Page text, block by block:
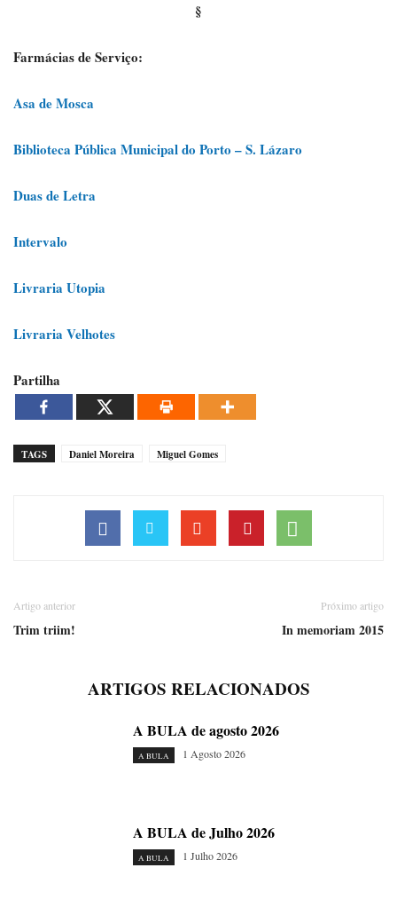
§
Farmácias de Serviço:
Asa de Mosca
Biblioteca Pública Municipal do Porto – S. Lázaro
Duas de Letra
Intervalo
Livraria Utopia
Livraria Velhotes
Partilha
TAGS Daniel Moreira Miguel Gomes
Artigo anterior
Trim triim!
Próximo artigo
In memoriam 2015
ARTIGOS RELACIONADOS
A BULA de agosto 2026
A BULA 1 Agosto 2026
A BULA de Julho 2026
A BULA 1 Julho 2026